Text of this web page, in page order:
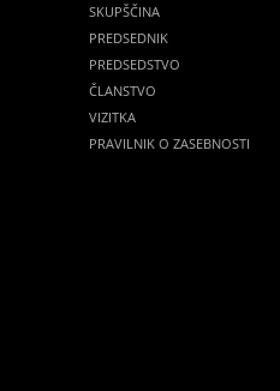
SKUPŠČINA
PREDSEDNIK
PREDSEDSTVO
ČLANSTVO
VIZITKA
PRAVILNIK O ZASEBNOSTI